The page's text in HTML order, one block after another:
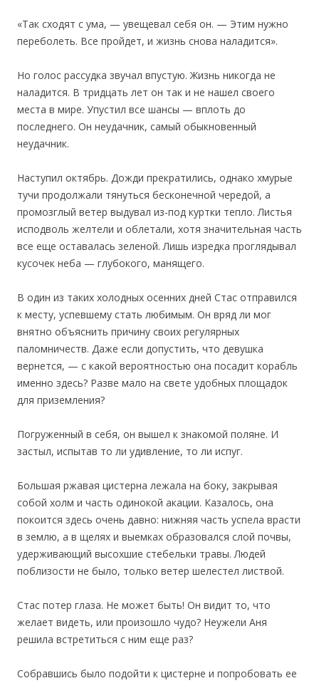
«Так сходят с ума, — увещевал себя он. — Этим нужно
переболеть. Все пройдет, и жизнь снова наладится».
Но голос рассудка звучал впустую. Жизнь никогда не
наладится. В тридцать лет он так и не нашел своего
места в мире. Упустил все шансы — вплоть до
последнего. Он неудачник, самый обыкновенный
неудачник.
Наступил октябрь. Дожди прекратились, однако хмурые
тучи продолжали тянуться бесконечной чередой, а
промозглый ветер выдувал из-под куртки тепло. Листья
исподволь желтели и облетали, хотя значительная часть
все еще оставалась зеленой. Лишь изредка проглядывал
кусочек неба — глубокого, манящего.
В один из таких холодных осенних дней Стас отправился
к месту, успевшему стать любимым. Он вряд ли мог
внятно объяснить причину своих регулярных
паломничеств. Даже если допустить, что девушка
вернется, — с какой вероятностью она посадит корабль
именно здесь? Разве мало на свете удобных площадок
для приземления?
Погруженный в себя, он вышел к знакомой поляне. И
застыл, испытав то ли удивление, то ли испуг.
Большая ржавая цистерна лежала на боку, закрывая
собой холм и часть одинокой акации. Казалось, она
покоится здесь очень давно: нижняя часть успела врасти
в землю, а в щелях и выемках образовался слой почвы,
удерживающий высохшие стебельки травы. Людей
поблизости не было, только ветер шелестел листвой.
Стас потер глаза. Не может быть! Он видит то, что
желает видеть, или произошло чудо? Неужели Аня
решила встретиться с ним еще раз?
Собравшись было подойти к цистерне и попробовать ее